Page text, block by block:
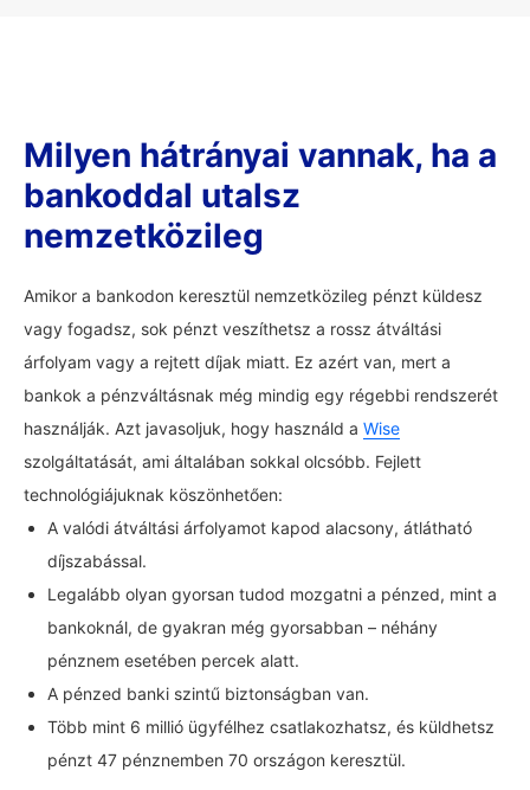
Milyen hátrányai vannak, ha a
bankoddal utalsz
nemzetközileg
Amikor a bankodon keresztül nemzetközileg pénzt küldesz
vagy fogadsz, sok pénzt veszíthetsz a rossz átváltási
árfolyam vagy a rejtett díjak miatt. Ez azért van, mert a
bankok a pénzváltásnak még mindig egy régebbi rendszerét
használják. Azt javasoljuk, hogy használd a Wise
szolgáltatását, ami általában sokkal olcsóbb. Fejlett
technológiájuknak köszönhetően:
A valódi átváltási árfolyamot kapod alacsony, átlátható
díjszabással.
Legalább olyan gyorsan tudod mozgatni a pénzed, mint a
bankoknál, de gyakran még gyorsabban – néhány
pénznem esetében percek alatt.
A pénzed banki szintű biztonságban van.
Több mint 6 millió ügyfélhez csatlakozhatsz, és küldhetsz
pénzt 47 pénznemben 70 országon keresztül.